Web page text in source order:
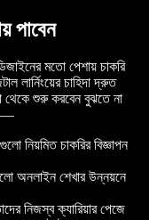
পাবেন
মতো পেশায় চাকরি
লার্নিংয়ের চাহিদা দ্রুত
থেকে শুরু করবেন বুঝতে না
নিয়মিত চাকরির বিজ্ঞাপন
অনলাইন শেখার উন্নয়নে
নিজস্ব ক্যারিয়ার পেজে